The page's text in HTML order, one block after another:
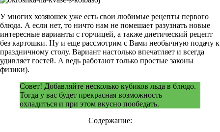
У многих хозяюшек уже есть свои любимые рецепты первого
блюда. А если нет, то ничто нам не помешает разузнать новые
интересные варианты с горчицей, а также диетический рецепт
без картошки. Ну и еще рассмотрим с Вами необычную подачу к
праздничному столу. Вариант настолько впечатляет и всегда
удивляет гостей. А ведь работают только простые законы
физики).
Совет! Добавляйте несколько кубиков льда в блюдо.
Тогда у вас будет прекрасная возможность
охладиться и при этом вкусно пообедать.
Содержание: